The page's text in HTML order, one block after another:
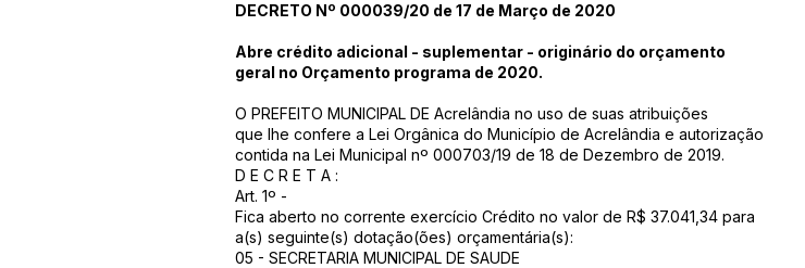
DECRETO Nº 000039/20 de 17 de Março de 2020
Abre crédito adicional - suplementar - originário do orçamento
geral no Orçamento programa de 2020.
O PREFEITO MUNICIPAL DE Acrelândia no uso de suas atribuições
que lhe confere a Lei Orgânica do Município de Acrelândia e autorização
contida na Lei Municipal nº 000703/19 de 18 de Dezembro de 2019.
D E C R E T A :
Art. 1º -
Fica aberto no corrente exercício Crédito no valor de R$ 37.041,34 para
a(s) seguinte(s) dotação(ões) orçamentária(s):
05 - SECRETARIA MUNICIPAL DE SAUDE